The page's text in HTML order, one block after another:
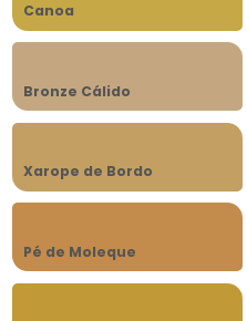
Canoa
Bronze Cálido
Xarope de Bordo
Pé de Moleque